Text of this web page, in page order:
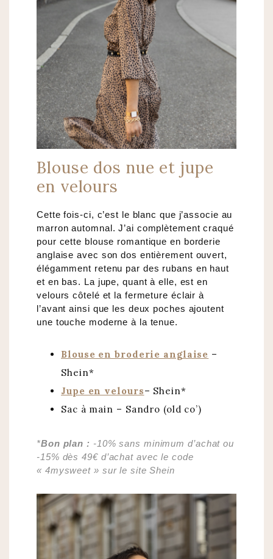
Blouse dos nue et jupe
en velours
Cette fois-ci, c’est le blanc que j’associe au
marron automnal. J’ai complètement craqué
pour cette blouse romantique en borderie
anglaise avec son dos entièrement ouvert,
élégamment retenu par des rubans en haut
et en bas. La jupe, quant à elle, est en
velours côtelé et la fermeture éclair à
l’avant ainsi que les deux poches ajoutent
une touche moderne à la tenue.
Blouse en broderie anglaise –
Shein*
Jupe en velours– Shein*
Sac à main – Sandro (old co’)
*Bon plan : -10% sans minimum d’achat ou
-15% dès 49€ d’achat avec le code
« 4mysweet » sur le site Shein